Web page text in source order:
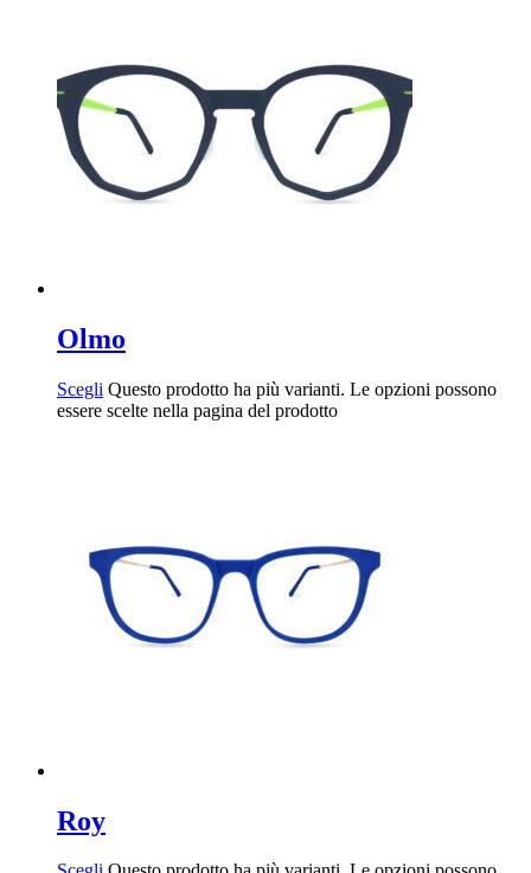
Olmo
Scegli Questo prodotto ha più varianti. Le opzioni possono
essere scelte nella pagina del prodotto
Roy